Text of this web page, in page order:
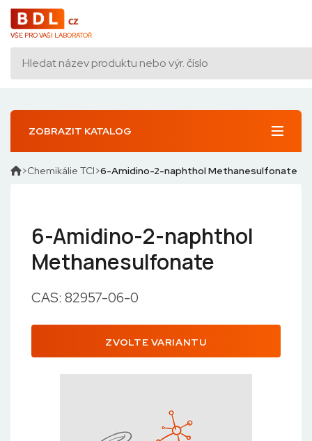
VŠE PRO VAŠI LABORATOŘ
ZOBRAZIT KATALOG
Chemikálie TCI 6-Amidino-2-naphthol Methanesulfonate
6-Amidino-2-naphthol
Methanesulfonate
CAS: 82957-06-0
ZVOLTE VARIANTU